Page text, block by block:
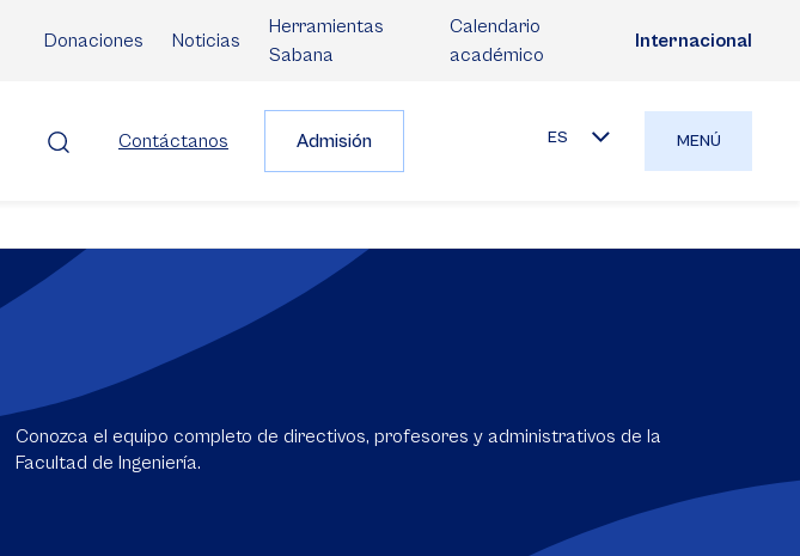
Donaciones Noticias
Herramientas
Sabana
Calendario
académico
Internacional
Contáctanos Admisión ES MENÚ
Conozca el equipo completo de directivos, profesores y administrativos de la
Facultad de Ingeniería.